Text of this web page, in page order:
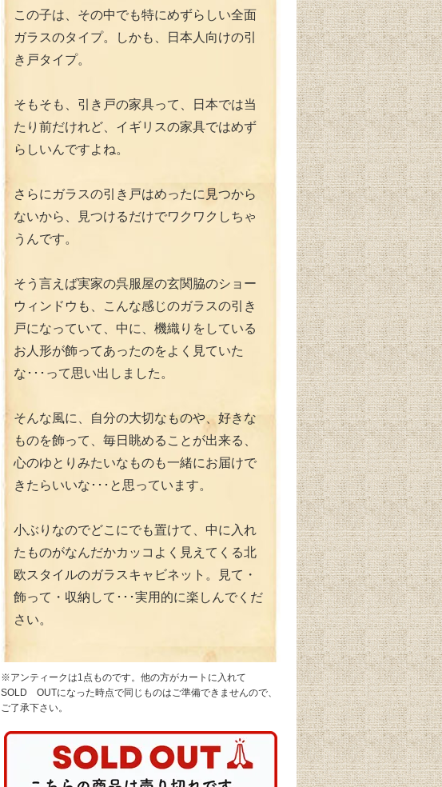
この子は、その中でも特にめずらしい全面
ガラスのタイプ。しかも、日本人向けの引
き戸タイプ。
そもそも、引き戸の家具って、日本では当
たり前だけれど、イギリスの家具ではめず
らしいんですよね。
さらにガラスの引き戸はめったに見つから
ないから、見つけるだけでワクワクしちゃ
うんです。
そう言えば実家の呉服屋の玄関脇のショー
ウィンドウも、こんな感じのガラスの引き
戸になっていて、中に、機織りをしている
お人形が飾ってあったのをよく見ていた
な･･･って思い出しました。
そんな風に、自分の大切なものや、好きな
ものを飾って、毎日眺めることが出来る、
心のゆとりみたいなものも一緒にお届けで
きたらいいな･･･と思っています。
小ぶりなのでどこにでも置けて、中に入れ
たものがなんだかカッコよく見えてくる北
欧スタイルのガラスキャビネット。見て・
飾って・収納して･･･実用的に楽しんでくだ
さい。
※アンティークは1点ものです。他の方がカートに入れて
SOLD OUTになった時点で同じものはご準備できませんので、
ご了承下さい。